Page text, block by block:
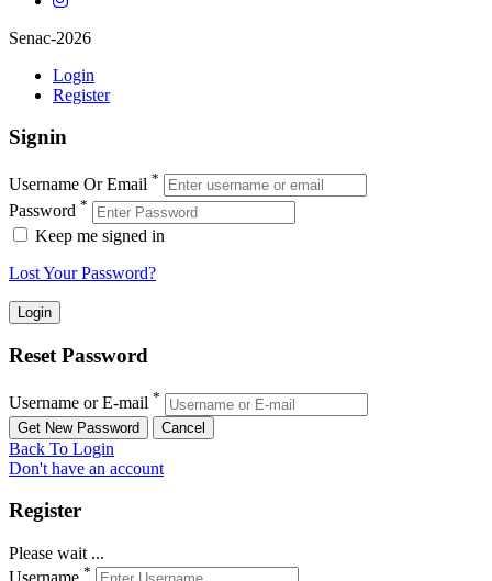
Senac-2026
Login
Register
Signin
Username Or Email *
Password *
Keep me signed in
Lost Your Password?
Reset Password
Username or E-mail *
Back To Login
Don't have an account
Register
Please wait ...
*